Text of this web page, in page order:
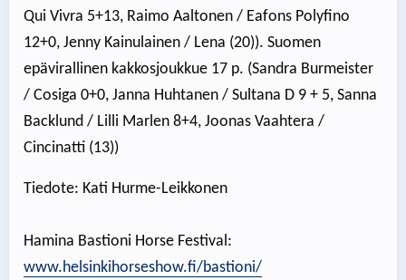
Qui Vivra 5+13, Raimo Aaltonen / Eafons Polyfino
12+0, Jenny Kainulainen / Lena (20)). Suomen
epävirallinen kakkosjoukkue 17 p. (Sandra Burmeister
/ Cosiga 0+0, Janna Huhtanen / Sultana D 9 + 5, Sanna
Backlund / Lilli Marlen 8+4, Joonas Vaahtera /
Cincinatti (13))
Tiedote: Kati Hurme-Leikkonen
Hamina Bastioni Horse Festival:
www.helsinkihorseshow.fi/bastioni/